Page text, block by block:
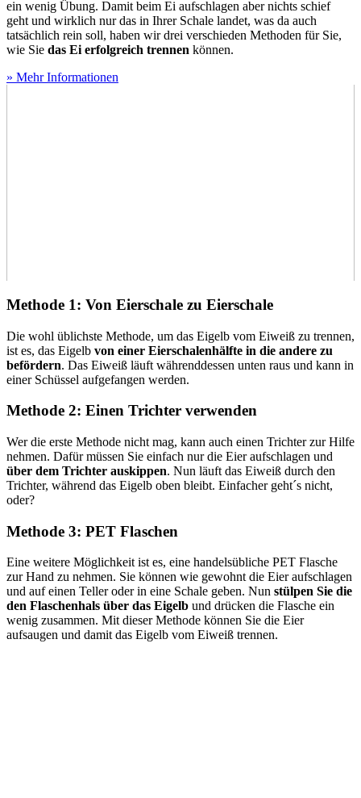
ein wenig Übung. Damit beim Ei aufschlagen aber nichts schief
geht und wirklich nur das in Ihrer Schale landet, was da auch
tatsächlich rein soll, haben wir drei verschieden Methoden für Sie,
wie Sie das Ei erfolgreich trennen können.
» Mehr Informationen
Methode 1: Von Eierschale zu Eierschale
Die wohl üblichste Methode, um das Eigelb vom Eiweiß zu trennen,
ist es, das Eigelb von einer Eierschalenhälfte in die andere zu
befördern. Das Eiweiß läuft währenddessen unten raus und kann in
einer Schüssel aufgefangen werden.
Methode 2: Einen Trichter verwenden
Wer die erste Methode nicht mag, kann auch einen Trichter zur Hilfe
nehmen. Dafür müssen Sie einfach nur die Eier aufschlagen und
über dem Trichter auskippen. Nun läuft das Eiweiß durch den
Trichter, während das Eigelb oben bleibt. Einfacher geht´s nicht,
oder?
Methode 3: PET Flaschen
Eine weitere Möglichkeit ist es, eine handelsübliche PET Flasche
zur Hand zu nehmen. Sie können wie gewohnt die Eier aufschlagen
und auf einen Teller oder in eine Schale geben. Nun stülpen Sie die
den Flaschenhals über das Eigelb und drücken die Flasche ein
wenig zusammen. Mit dieser Methode können Sie die Eier
aufsaugen und damit das Eigelb vom Eiweiß trennen.